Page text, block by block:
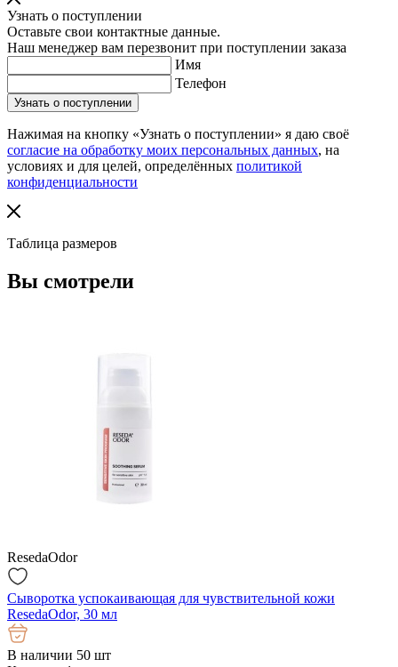
Узнать о поступлении
Оставьте свои контактные данные.
Наш менеджер вам перезвонит при поступлении заказа
Имя
Телефон
Нажимая на кнопку «Узнать о поступлении» я даю своё
согласие на обработку моих персональных данных, на
условиях и для целей, определённых политикой
конфиденциальности
Таблица размеров
Вы смотрели
ResedaOdor
Сыворотка успокаивающая для чувствительной кожи
ResedaOdor, 30 мл
В наличии 50 шт